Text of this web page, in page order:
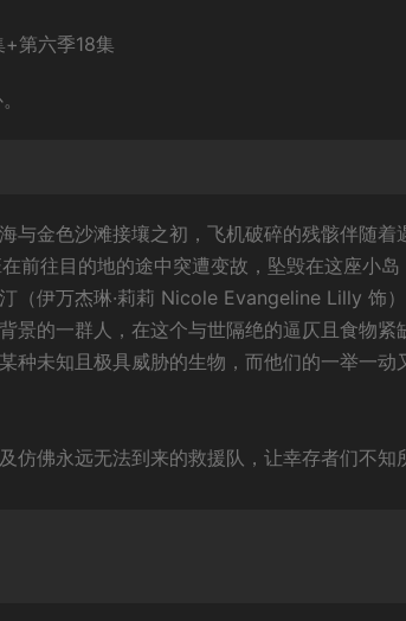
第六季18集
与金色沙滩接壤之初，飞机破碎的残骸伴随着
前往目的地的途中突遭变故，坠毁在这座小岛
（伊万杰琳·莉莉 Nicole Evangeline Lilly 饰
景的一群人，在这个与世隔绝的逼仄且食物紧
种未知且极具威胁的生物，而他们的一举一动
仿佛永远无法到来的救援队，让幸存者们不